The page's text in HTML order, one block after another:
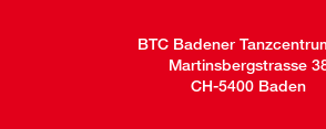
BTC Badener
Martinsbergstrasse
CH-5400 Baden